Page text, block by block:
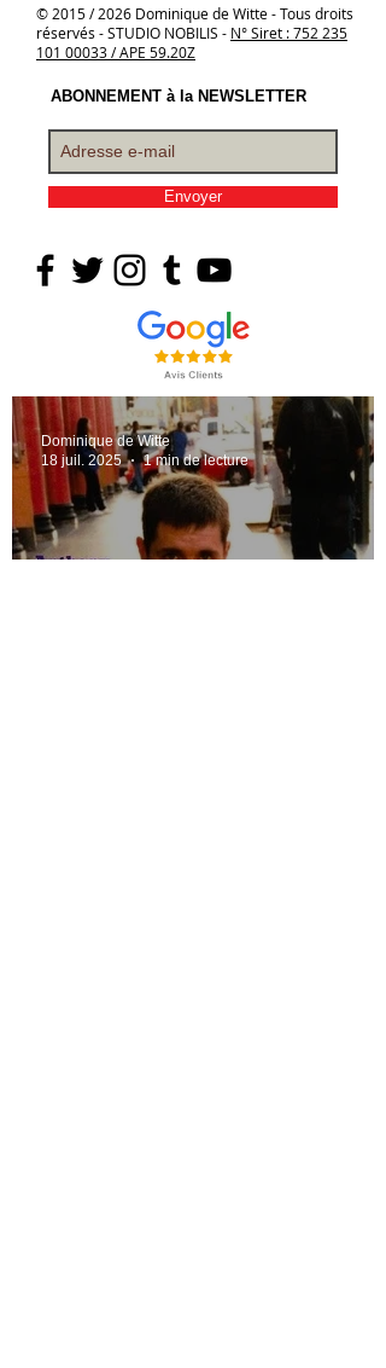
© 2015 / 2026 Dominique de Witte - Tous droits
réservés - STUDIO NOBILIS - N°Siret : 752 235
101 00033 / APE 59.20Z
ABONNEMENT à la NEWSLETTER
Envoyer
Dominique de Witte
18 juil. 2025
1 min de lecture